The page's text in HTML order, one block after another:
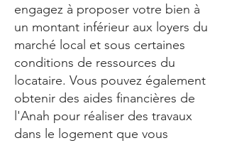
engagez à proposer votre bien à
un montant inférieur aux loyers du
marché local et sous certaines
conditions de ressources du
locataire. Vous pouvez également
obtenir des aides financières de
l'Anah pour réaliser des travaux
dans le logement que vous